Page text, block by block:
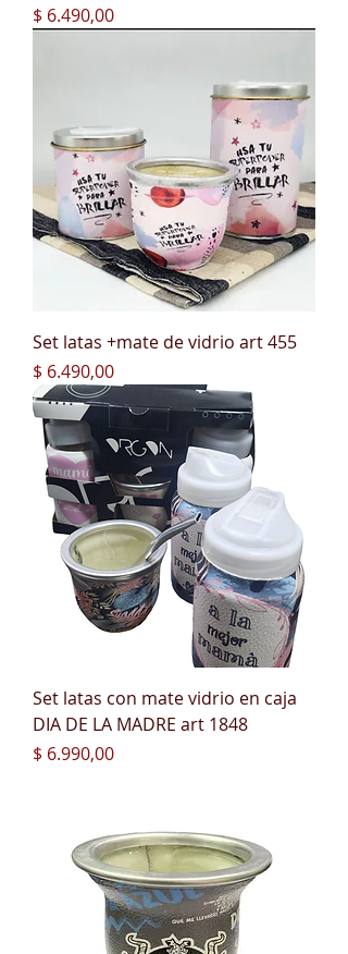
Precio
$ 6.490,00
Set latas +mate de vidrio art 455
Precio
$ 6.490,00
Set latas con mate vidrio en caja
DIA DE LA MADRE art 1848
Precio
$ 6.990,00